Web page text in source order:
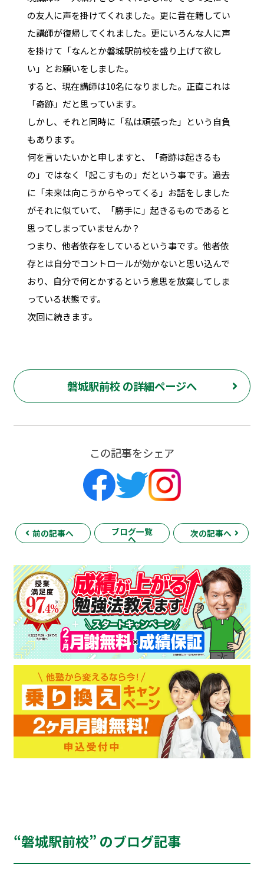
の友人に声を掛けてくれました。更に昔在籍してい
た講師が復帰してくれました。更にいろんな人に声
を掛けて「なんとか磐城駅前校を盛り上げて欲し
い」とお願いをしました。
すると、現在講師は10名になりました。正直これは
「奇跡」だと思っています。
しかし、それと同時に「私は頑張った」という自負
もあります。
何を言いたいかと申しますと、「奇跡は起きるも
の」ではなく「起こすもの」だという事です。過去
に「未来は向こうからやってくる」お話をしました
がそれに似ていて、「勝手に」起きるものであると
思ってしまっていませんか？
つまり、他者依存をしているという事です。他者依
存とは自分でコントロールが効かないと思い込んで
おり、自分で何とかするという意思を放棄してしま
っている状態です。
次回に続きます。
磐城駅前校 の詳細ページへ
この記事をシェア
前の記事へ ブログ一覧
へ
次の記事へ
“磐城駅前校” のブログ記事